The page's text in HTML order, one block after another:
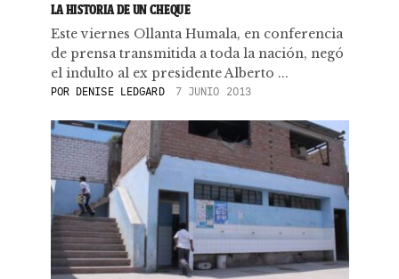
LA HISTORIA DE UN CHEQUE
Este viernes Ollanta Humala, en conferencia
de prensa transmitida a toda la nación, negó
el indulto al ex presidente Alberto ...
PORDENISE LEDGARD 7 JUNIO 2013